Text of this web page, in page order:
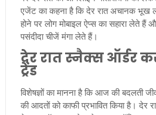
एजेंट का कहना है कि देर रात अचानक भूख
होने पर लोग मोबाइल ऐप्स का सहारा लेते हैं
पसंदीदा चीजें मंगा लेते हैं।
देर रात स्नैक्स ऑर्डर
ट्रेंड
विशेषज्ञों का मानना है कि आज की बदलती
की आदतों को काफी प्रभावित किया है। देर